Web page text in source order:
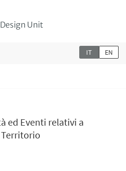
Unit
IT EN
ed Eventi relativi a
Territorio